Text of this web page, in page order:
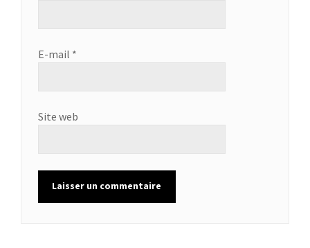
E-mail *
Site web